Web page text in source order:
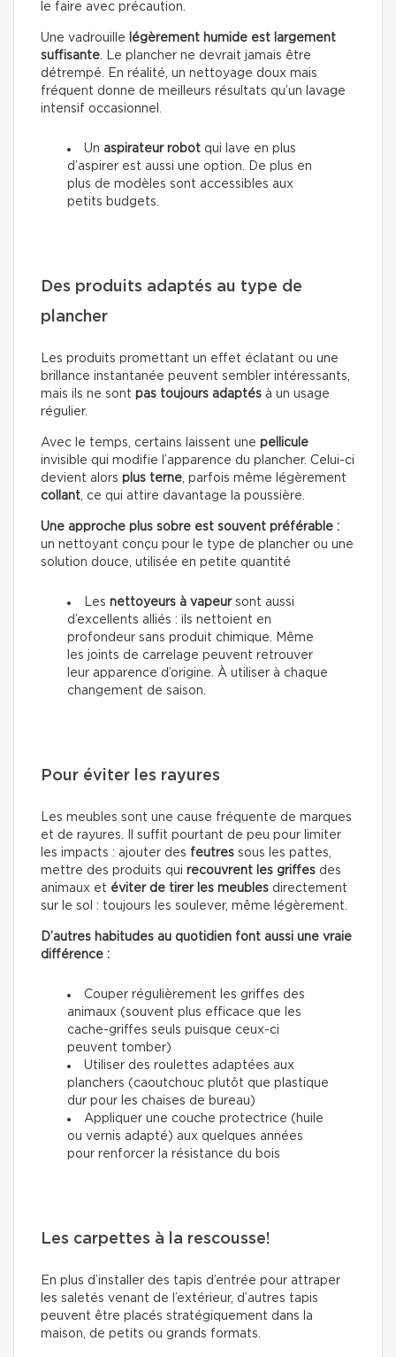
le faire avec précaution.
Une vadrouille
légèrement humide est largement
suffisante . Le plancher ne devrait jamais être
détrempé. En réalité, un nettoyage doux mais
fréquent donne de meilleurs résultats qu’un lavage
intensif occasionnel.
Un aspirateur robot qui lave en plus
d’aspirer est aussi une option. De plus en
plus de modèles sont accessibles aux
petits budgets.
Des produits adaptés au type de
plancher
Les produits promettant un effet éclatant ou une
brillance instantanée peuvent sembler intéressants,
mais ils ne sont pas toujours adaptés à un usage
régulier.
Avec le temps, certains laissent une pellicule
invisible qui modifie l’apparence du plancher. Celui-ci
devient alors plus terne , parfois même légèrement
collant , ce qui attire davantage la poussière.
Une approche plus sobre est souvent préférable :
un nettoyant conçu pour le type de plancher ou une
solution douce, utilisée en petite quantité
Les nettoyeurs à vapeursont aussi
d’excellents alliés : ils nettoient en
profondeur sans produit chimique. Même
les joints de carrelage peuvent retrouver
leur apparence d’origine. À utiliser à chaque
changement de saison.
Pour éviter les rayures
Les meubles sont une cause fréquente de marques
et de rayures. Il suffit pourtant de peu pour limiter
les impacts : ajouter des feutres sous les pattes,
mettre des produits qui recouvrent les griffes des
animaux et éviter de tirer les meubles directement
sur le sol : toujours les soulever, même légèrement.
D’autres habitudes au quotidien font aussi une vraie
différence :
Couper régulièrement les griffes des
animaux (souvent plus efficace que les
cache-griffes seuls puisque ceux-ci
peuvent tomber)
Utiliser des roulettes adaptées aux
planchers (caoutchouc plutôt que plastique
dur pour les chaises de bureau)
Appliquer une couche protectrice (huile
ou vernis adapté) aux quelques années
pour renforcer la résistance du bois
Les carpettes à la rescousse!
En plus d’installer des tapis d’entrée pour attraper
les saletés venant de l’extérieur, d’autres tapis
peuvent être placés stratégiquement dans la
maison, de petits ou grands formats.